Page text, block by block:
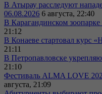
В Атырау расследуют
06.08.2026 6 августа, 22:40
В Карагандинском
21:12
В Конаеве стартовал курс
21:11
В Петропавловске
21:10
Фестиваль ALMA LOVE
августа, 21:09